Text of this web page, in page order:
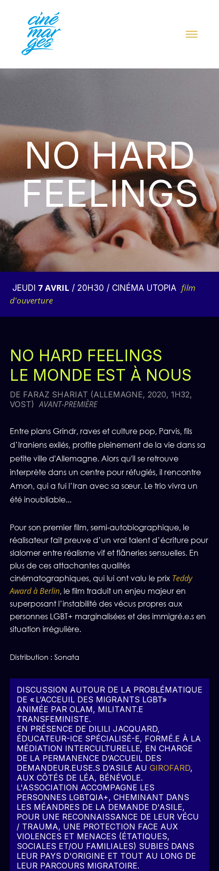
NO HARD
FEELINGS
JEUDI 7 AVRIL / 20H30 / CINÉMA UTOPIA film
d'ouverture
NO HARD FEELINGS
LE MONDE EST À NOUS
DE FARAZ SHARIAT (ALLEMAGNE, 2020, 1H32,
VOST)AVANT-PREMIÈRE
Entre plans Grindr, raves et culture pop, Parvis, fils
d’Iraniens exilés, profite pleinement de la vie dans sa
petite ville d'Allemagne. Alors qu'il se retrouve
interprète dans un centre pour réfugiés, il rencontre
Amon, qui a fui l’Iran avec sa sœur. Le trio vivra un
été inoubliable...
Pour son premier film, semi-autobiographique, le
réalisateur fait preuve d’un vrai talent d’écriture pour
slalomer entre réalisme vif et flâneries sensuelles. En
plus de ces attachantes qualités
cinématographiques, qui lui ont valu le prix Teddy
Award à Berlin, le film traduit un enjeu majeur en
superposant l’instabilité des vécus propres aux
personnes LGBT+ marginalisées et des immigré.e.s en
situation irrégulière.
Distribution : Sonata
DISCUSSION AUTOUR DE LA PROBLÉMATIQUE
DE « L’ACCEUIL DES MIGRANTS LGBT»
ANIMÉE PAR OLAM, MILITANT.E
TRANSFEMINISTE.
EN PRÉSENCE DE DILILI JACQUARD,
ÉDUCATEUR-ICE SPÉCIALISÉ-E, FORMÉ.E À LA
MÉDIATION INTERCULTURELLE, EN CHARGE
DE LA PERMANENCE D’ACCUEIL DES
DEMANDEUR.EUSE.S D’ASILE AU GIROFARD,
AUX CÔTÉS DE LÉA, BÉNÉVOLE.
L'ASSOCIATION ACCOMPAGNE LES
PERSONNES LGBTQIA+, CHEMINANT DANS
LES MÉANDRES DE LA DEMANDE D'ASILE,
POUR UNE RECONNAISSANCE DE LEUR VÉCU
/ TRAUMA, UNE PROTECTION FACE AUX
VIOLENCES ET MENACES (ÉTATIQUES,
SOCIALES ET/OU FAMILIALES) SUBIES DANS
LEUR PAYS D'ORIGINE ET TOUT AU LONG DE
LEUR PARCOURS MIGRATOIRE.